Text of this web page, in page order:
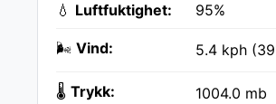
💧 Luftfuktighet: 95%
🌬️ Vind: 5.4 kph
🌡️ Trykk: 1004.0 mb